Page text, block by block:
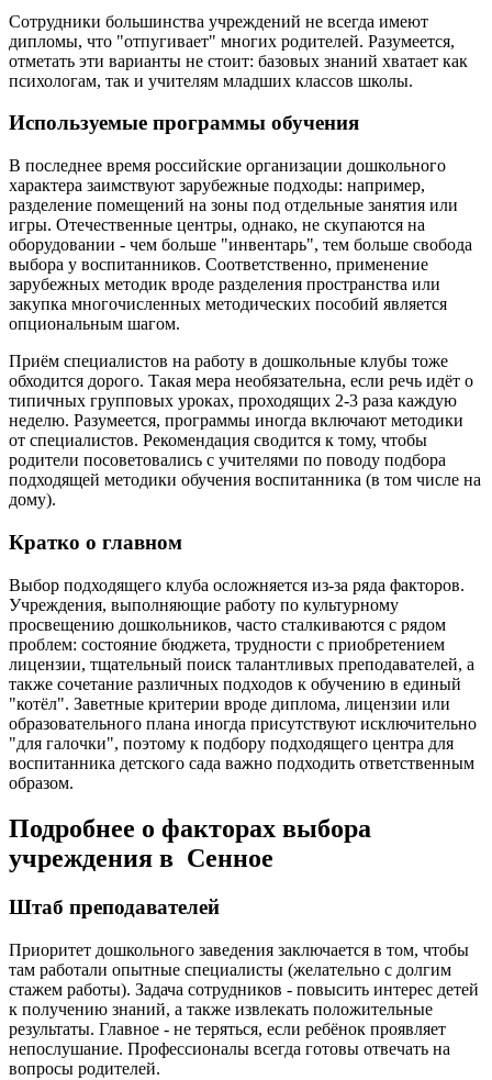
Сотрудники большинства учреждений не всегда имеют
дипломы, что "отпугивает" многих родителей. Разумеется,
отметать эти варианты не стоит: базовых знаний хватает как
психологам, так и учителям младших классов школы.
Используемые программы обучения
В последнее время российские организации дошкольного
характера заимствуют зарубежные подходы: например,
разделение помещений на зоны под отдельные занятия или
игры. Отечественные центры, однако, не скупаются на
оборудовании - чем больше "инвентарь", тем больше свобода
выбора у воспитанников. Соответственно, применение
зарубежных методик вроде разделения пространства или
закупка многочисленных методических пособий является
опциональным шагом.
Приём специалистов на работу в дошкольные клубы тоже
обходится дорого. Такая мера необязательна, если речь идёт о
типичных групповых уроках, проходящих 2-3 раза каждую
неделю. Разумеется, программы иногда включают методики
от специалистов. Рекомендация сводится к тому, чтобы
родители посоветовались с учителями по поводу подбора
подходящей методики обучения воспитанника (в том числе на
дому).
Кратко о главном
Выбор подходящего клуба осложняется из-за ряда факторов.
Учреждения, выполняющие работу по культурному
просвещению дошкольников, часто сталкиваются с рядом
проблем: состояние бюджета, трудности с приобретением
лицензии, тщательный поиск талантливых преподавателей, а
также сочетание различных подходов к обучению в единый
"котёл". Заветные критерии вроде диплома, лицензии или
образовательного плана иногда присутствуют исключительно
"для галочки", поэтому к подбору подходящего центра для
воспитанника детского сада важно подходить ответственным
образом.
Подробнее о факторах выбора
учреждения в Сенное
Штаб преподавателей
Приоритет дошкольного заведения заключается в том, чтобы
там работали опытные специалисты (желательно с долгим
стажем работы). Задача сотрудников - повысить интерес детей
к получению знаний, а также извлекать положительные
результаты. Главное - не теряться, если ребёнок проявляет
непослушание. Профессионалы всегда готовы отвечать на
вопросы родителей.